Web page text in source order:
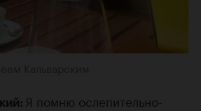
Я помню ослепительно-